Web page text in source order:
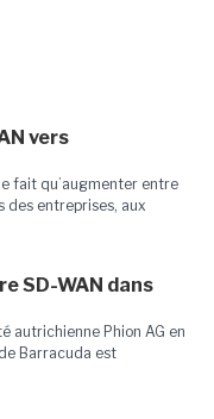
vers
fait qu’augmenter entre
des entreprises, aux
SD-WAN dans
autrichienne Phion AG en
Barracuda est